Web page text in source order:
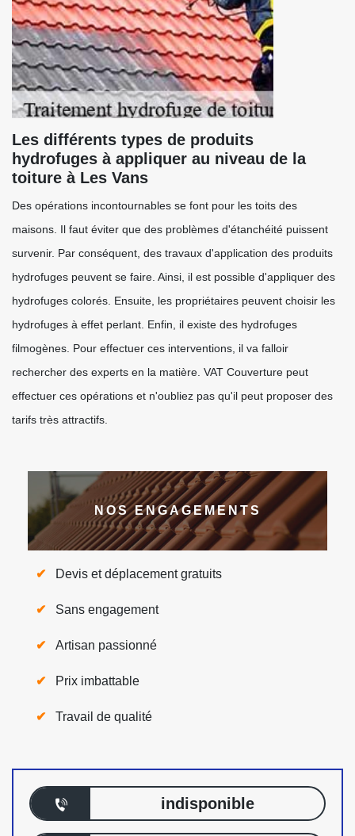
Les différents types de produits
hydrofuges à appliquer au niveau de la
toiture à Les Vans
Des opérations incontournables se font pour les toits des
maisons. Il faut éviter que des problèmes d'étanchéité puissent
survenir. Par conséquent, des travaux d'application des produits
hydrofuges peuvent se faire. Ainsi, il est possible d'appliquer des
hydrofuges colorés. Ensuite, les propriétaires peuvent choisir les
hydrofuges à effet perlant. Enfin, il existe des hydrofuges
filmogènes. Pour effectuer ces interventions, il va falloir
rechercher des experts en la matière. VAT Couverture peut
effectuer ces opérations et n'oubliez pas qu'il peut proposer des
tarifs très attractifs.
NOS ENGAGEMENTS
Devis et déplacement gratuits
Sans engagement
Artisan passionné
Prix imbattable
Travail de qualité
indisponible